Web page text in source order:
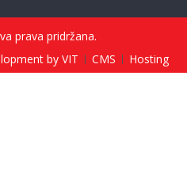
prava pridržana.
by VIT
CMS Hosting